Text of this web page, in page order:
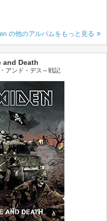
の他のアルバムをもっと見る
and Death
アンド・デス～戦記